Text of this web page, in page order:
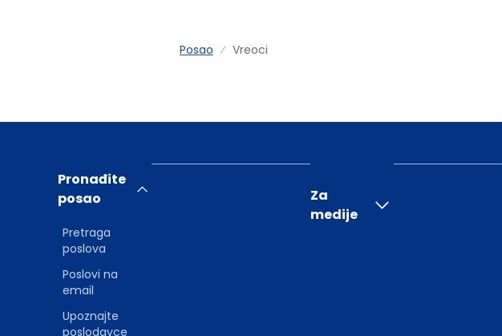
Posao Vreoci
Pronađite
posao
Pretraga
poslova
Poslovi na
email
Upoznajte
poslodavce
Za
medije